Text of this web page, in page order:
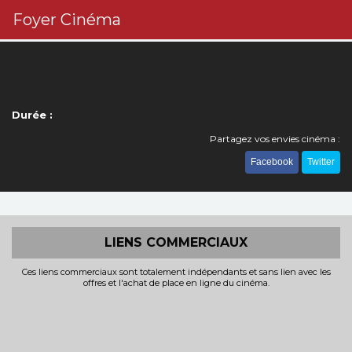
Foyer Cinéma
Durée :
Partagez vos envies cinéma :
Facebook Twitter
LIENS COMMERCIAUX
Ces liens commerciaux sont totalement indépendants et sans lien avec les
offres et l'achat de place en ligne du cinéma.